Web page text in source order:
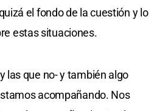
el fondo de la cuestión y lo
estas situaciones.
las que no- y también algo
acompañando. Nos